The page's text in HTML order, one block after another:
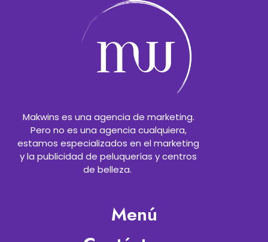
Makwins es una agencia de marketing.
Pero no es una agencia cualquiera,
estamos especializados en el marketing
y la publicidad de peluquerías y centros
de belleza.
Menú